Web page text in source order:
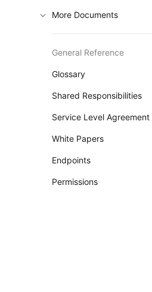
More Documents
General Reference
Glossary
Shared Responsibilities
Service Level Agreement
White Papers
Endpoints
Permissions